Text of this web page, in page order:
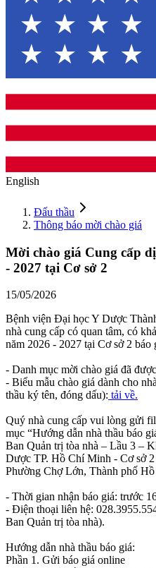
English
Đấu thầu
Thông báo mời chào giá
Mời chào giá Cung cấp
- 2027 tại Cơ sở 2
15/05/2026
Bệnh viện Đại học Y Dược
nhà cung cấp có quan tâm, có
năm 2026 - 2027 tại Cơ sở 2
- Danh mục mời chào giá đã
- Biểu mẫu chào giá dành cho
thầu ký tên, đóng dấu): tải về.
Quý nhà cung cấp vui lòng gửi
mục “Hướng dẫn nhà thầu báo
Ban Quản trị tòa nhà – Lầu 3 –
Dược TP. Hồ Chí Minh - Cơ sở
Phường Chợ Lớn, Thành phố
- Thời gian nhận báo giá: trước
- Điện thoại liên hệ:
Ban Quản trị tòa nhà).
Hướng dẫn nhà thầu báo giá:
Phần 1. Gửi báo giá online